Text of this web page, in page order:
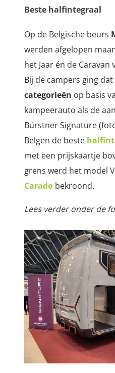
Beste halfintegraal
Op de Belgische beurs
werden afgelopen
het Jaar én de Caravan
Bij de campers ging dat
categorieën op basis
kampeerauto als de
Bürstner Signature
Belgen de beste
met een prijskaartje
grens werd het model
Carado bekroond.
Lees verder onder de